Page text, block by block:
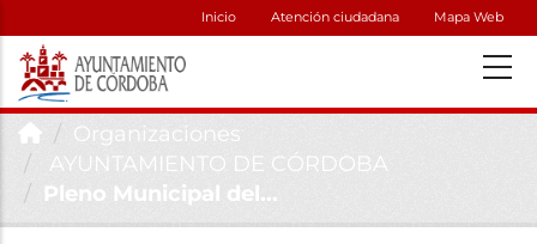
Inicio Atención ciudadana Mapa Web
Organizaciones
AYUNTAMIENTO DE CÓRDOBA
Pleno Municipal del...